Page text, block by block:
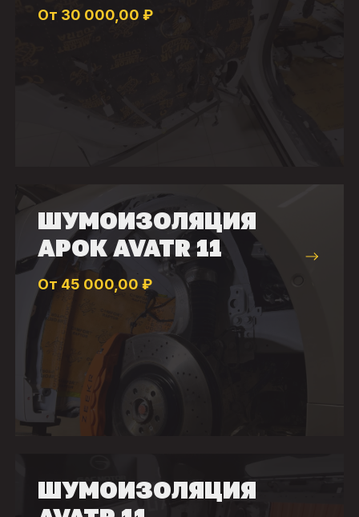
От 30 000,00 ₽
ШУМОИЗОЛЯЦИЯ
АРОК AVATR 11
От 45 000,00 ₽
ШУМОИЗОЛЯЦИЯ